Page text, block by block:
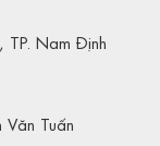
TP. Nam Định
Tuấn